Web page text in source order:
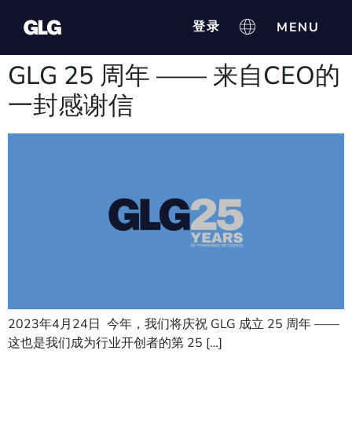
登录
GLG 25 周年 —— 来自CEO的
一封感谢信
2023年4月24日 今年，我们将庆祝 GLG 成立 25 周年 ——
这也是我们成为行业开创者的第 25 […]